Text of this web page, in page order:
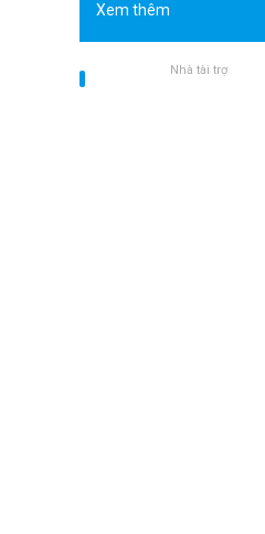
Xem thêm
Nhà tài trợ